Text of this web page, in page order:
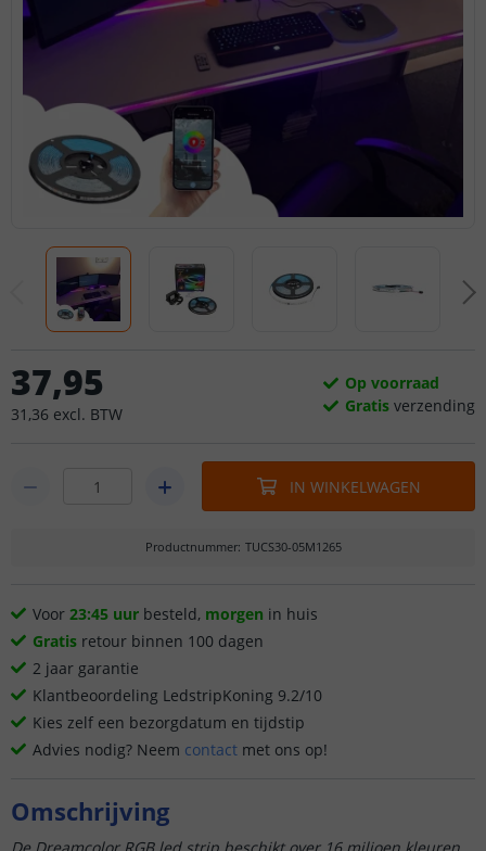
37,95
31 ,36 excl. BTW
Op voorraad
Gratis verzending
IN WINKELWAGEN
Productnummer: TUCS30-05M1265
Voor 23:45 uur besteld, morgen in huis
Gratis retour binnen 100 dagen
2 jaar garantie
Klantbeoordeling LedstripKoning 9.2/10
Kies zelf een bezorgdatum en tijdstip
Advies nodig? Neem contact met ons op!
Omschrijving